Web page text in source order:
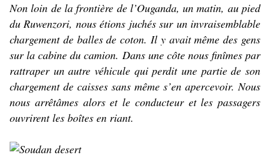
Non loin de la frontière de l’Ouganda, un matin, au pied
du Ruwenzori, nous étions juchés sur un invraisemblable
chargement de balles de coton. Il y avait même des gens
sur la cabine du camion. Dans une côte nous finîmes par
rattraper un autre véhicule qui perdit une partie de son
chargement de caisses sans même s’en apercevoir. Nous
nous arrêtâmes alors et le conducteur et les passagers
ouvrirent les boîtes en riant.